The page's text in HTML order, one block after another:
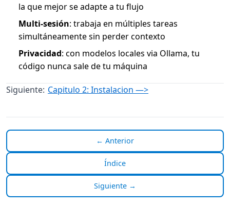
la que mejor se adapte a tu flujo
Multi-sesión: trabaja en múltiples tareas
simultáneamente sin perder contexto
Privacidad: con modelos locales via Ollama, tu
código nunca sale de tu máquina
Siguiente: Capitulo 2: Instalacion —>
← Anterior
Índice
Siguiente →